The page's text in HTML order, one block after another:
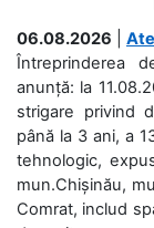
06.08.2026
Întreprinderea
anunță: la
strigare privind
până la 3 ani, a
tehnologic,
mun.Chișinău,
Comrat, includ